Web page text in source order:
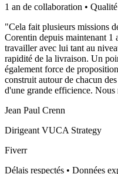
1 an de collaboration •
"Cela fait plusieurs missions
Corentin depuis maintenant 1
travailler avec lui tant au
rapidité de la livraison. Un
également force de
construit autour de chacun
d'une grande efficience.
Jean Paul Crenn
Dirigeant VUCA Strategy
Fiverr
Délais respectés • Données